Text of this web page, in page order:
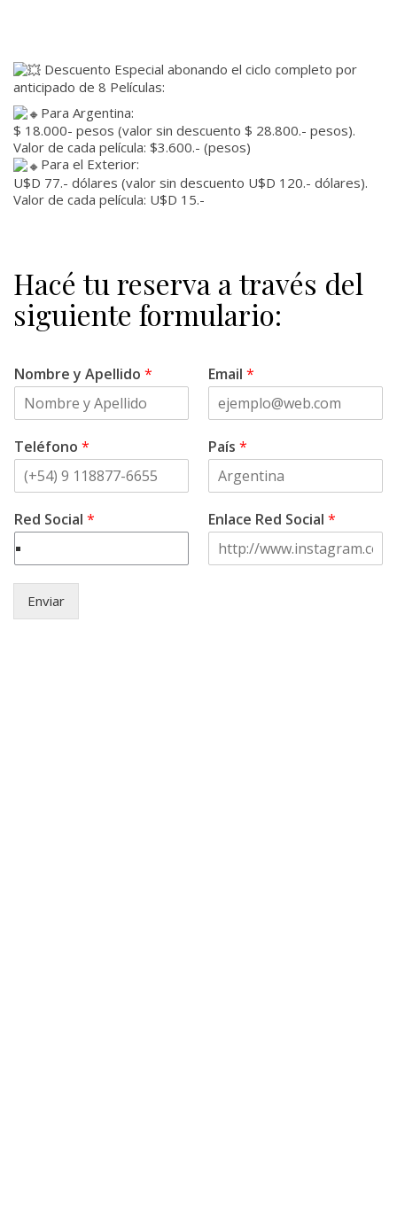
Descuento Especial abonando el ciclo completo por
anticipado de 8 Películas:
Para Argentina:
$ 18.000- pesos (valor sin descuento $ 28.800.- pesos).
Valor de cada película: $3.600.- (pesos)
Para el Exterior:
U$D 77.- dólares (valor sin descuento U$D 120.- dólares).
Valor de cada película: U$D 15.-
Hacé tu reserva a través del
siguiente formulario:
Nombre y Apellido * Email *
Teléfono * País *
Red Social * Enlace Red Social *
Enviar